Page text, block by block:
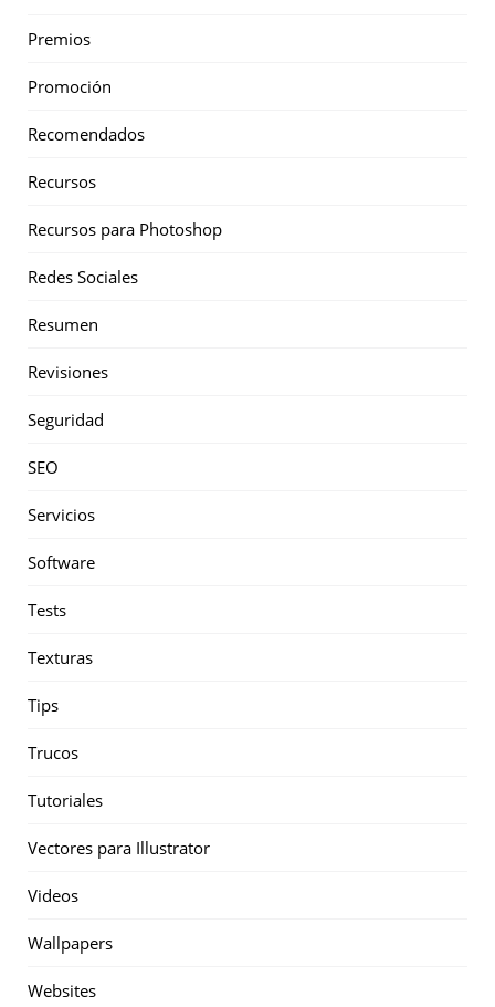
Premios
Promoción
Recomendados
Recursos
Recursos para Photoshop
Redes Sociales
Resumen
Revisiones
Seguridad
SEO
Servicios
Software
Tests
Texturas
Tips
Trucos
Tutoriales
Vectores para Illustrator
Videos
Wallpapers
Websites